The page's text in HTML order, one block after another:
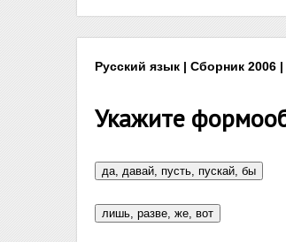
Русский язык | Сборник 2006
Укажите